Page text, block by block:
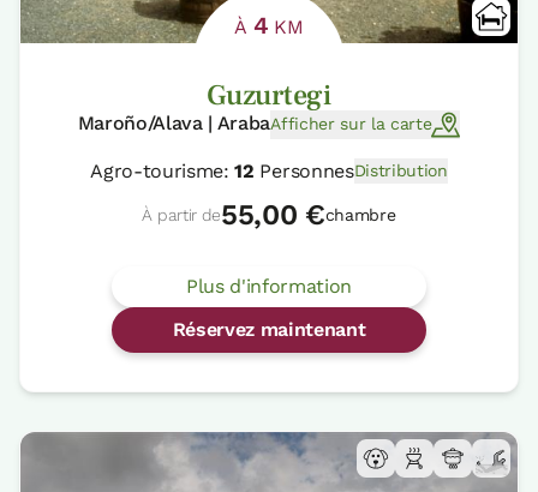
À 4 KM
Guzurtegi
Maroño/Alava | ArabaAfficher sur la carte
Agro-tourisme:12 PersonnesDistribution
À partir de55,00 €chambre
Plus d'information
Réservez maintenant